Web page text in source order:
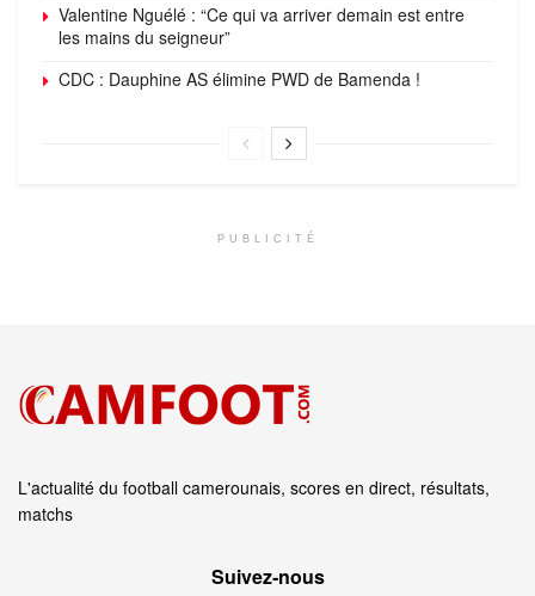
Valentine Nguélé : “Ce qui va arriver demain est entre
les mains du seigneur”
CDC : Dauphine AS élimine PWD de Bamenda !
PUBLICITÉ
L'actualité du football camerounais, scores en direct, résultats,
matchs
Suivez‑nous